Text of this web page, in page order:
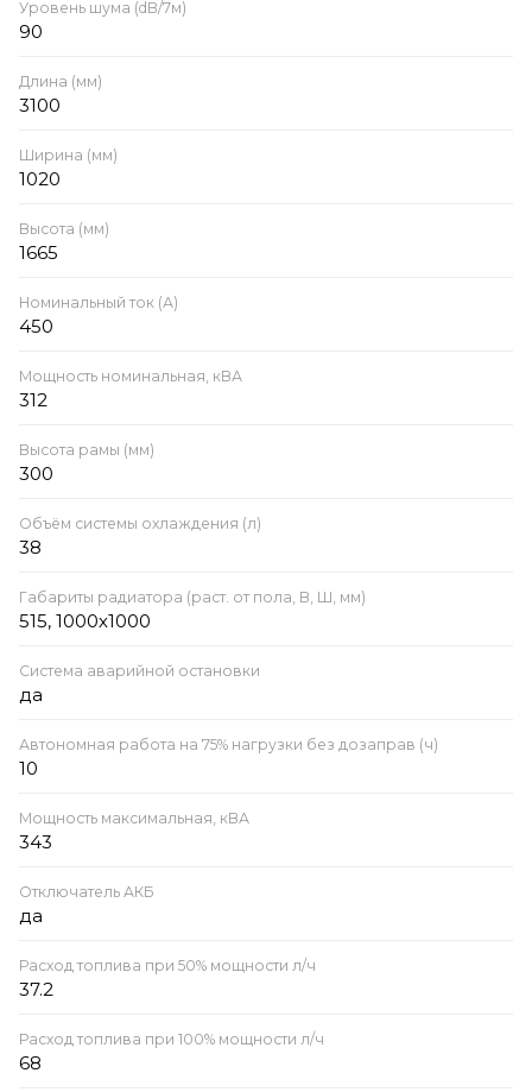
Уровень шума (dB/7м)
90
Длина (мм)
3100
Ширина (мм)
1020
Высота (мм)
1665
Номинальный ток (А)
450
Мощность номинальная, кВА
312
Высота рамы (мм)
300
Объём системы охлаждения (л)
38
Габариты радиатора (раст. от пола, В, Ш, мм)
515, 1000х1000
Система аварийной остановки
да
Автономная работа на 75% нагрузки без дозаправ (ч)
10
Мощность максимальная, кВА
343
Отключатель АКБ
да
Расход топлива при 50% мощности л/ч
37.2
Расход топлива при 100% мощности л/ч
68